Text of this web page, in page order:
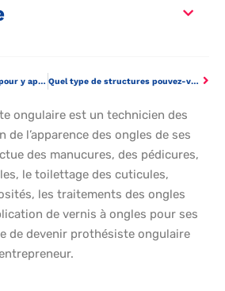
Quel couvre-chef choisir pour y apposer votre logo ? Quel type de structures pouvez-vous construire sur des terres agricoles?
ongulaire est un technicien des
l’apparence des ongles de ses
des manucures, des pédicures,
le toilettage des cuticules,
les traitements des ongles
de vernis à ongles pour ses
de devenir prothésiste ongulaire